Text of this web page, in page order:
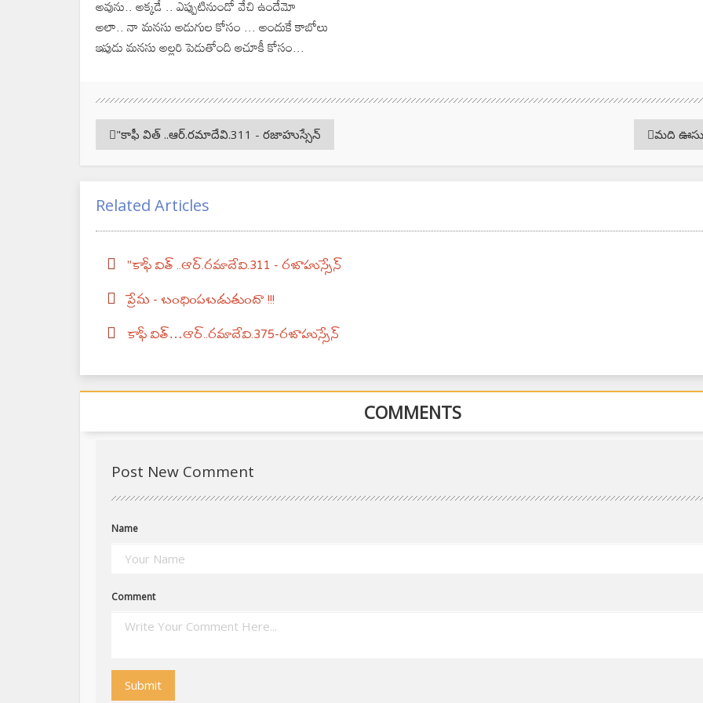
అవును.. అక్కడే .. ఎప్పుటినుండో వేచి ఉందేమో
అలా.. నా మనసు అడుగుల కోసం ... అందుకే కాబోలు
ఇపుడు మనసు అల్లరి పెడుతోంది ఆచూకీ కోసం...
"కాఫీ విత్ ..ఆర్.రమాదేవి.311 - రజాహుస్సేన్ మది
Related Articles
"కాఫీ విత్ ..ఆర్.రమాదేవి.311 - రజాహుస్సేన్
ప్రేమ - బంధింపబడుతుందా !!!
కాఫీ విత్…ఆర్..రమాదేవి.375-రజాహుస్సేన్
COMMENTS
Post New Comment
Name
Comment
Submit